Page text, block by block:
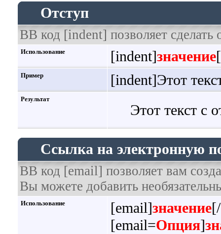
Отступ
BB код [indent] позволяет сделать
Использование [indent]значение
Пример [indent]Этот
Результат
Этот текст с
Ссылка на электронную
BB код [email] позволяет вам
Вы можете добавить
Использование [email]значение
[email=Опция]